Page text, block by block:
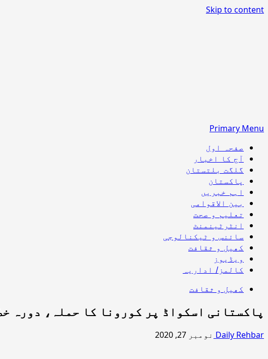
Skip to content
Primary Menu
صفحہ اول
آج کا اخبار
گلگت بلتستان
پاکستان
اہم خبریں
بین الاقوامی
تعلیم و صحت
انٹرٹینمنٹ
سائنس و ٹیکنالوجی
کھیل و ثقافت
ویڈیوز
کالمز/ اداریہ
کھیل و ثقافت
پاکستانی اسکواڈ پر کورونا کا حملہ، دورہ
Daily Rehbar نومبر 27, 2020